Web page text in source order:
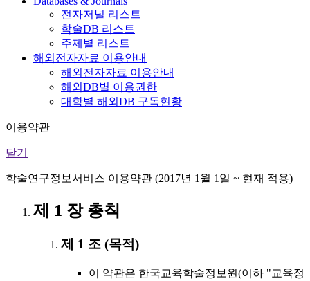
전자저널 리스트
학술DB 리스트
주제별 리스트
해외전자자료 이용안내
해외전자자료 이용안내
해외DB별 이용권한
대학별 해외DB 구독현황
이용약관
닫기
학술연구정보서비스 이용약관 (2017년 1월 1일 ~ 현재 적용)
제 1 장 총칙
제 1 조 (목적)
이 약관은 한국교육학술정보원(이하 "교육정